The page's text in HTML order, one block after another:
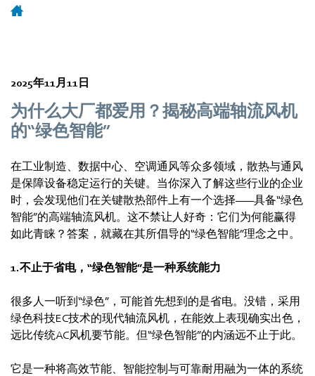
2025年11月11日
为什么大厂都爱用？揭秘高端轴流风机
的“绿色智能”
在工业制造、数据中心、空调通风等众多领域，散热与通风
是保障设备稳定运行的关键。当你深入了解这些行业的企业
时，会发现他们在关键散热部件上有一个选择——具备“绿色
智能”的高端轴流风机。这不禁让人好奇：它们为何能赢得
如此青睐？答案，就藏在其所倡导的“绿色智能”理念之中。
1.不止于省电，“绿色智能”是一种系统能力
很多人一听到“绿色”，可能首先想到的是省电。没错，采用
绿色科技EC技术的现代轴流风机，在能效上表现确实出色，
远比传统AC风机要节能。但“绿色智能”的内涵远不止于此。
它是一种将高效节能、智能控制与可靠耐用融为一体的系统